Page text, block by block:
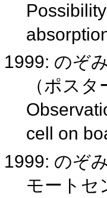
1999: のぞ
（ポス
cell on
1999: のぞ
モートセ